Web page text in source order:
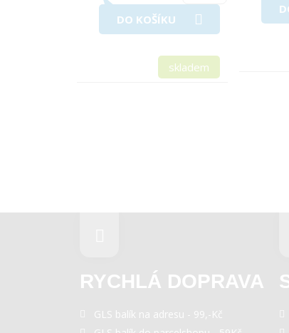
DO KOŠÍKU
skladem
RYCHLÁ DOPRAVA
GLS balík na adresu - 99,-Kč